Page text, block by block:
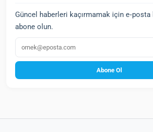
Güncel haberleri kaçırmamak için
abone olun.
E‑posta
Abone Ol